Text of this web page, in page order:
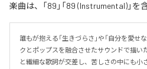
楽曲は、「89」「89 (Instrumental)」を
誰もが抱える「生きづらさ」や「自分を愛せ
クとポップスを融合させたサウンドで描い
と繊細な歌詞が交差し、苦しさの中にも小